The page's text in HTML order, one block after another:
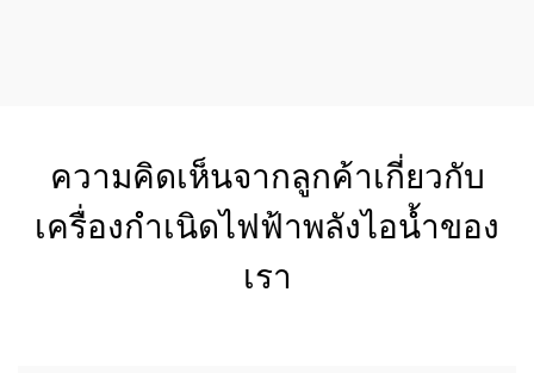
ความคิดเห็นจากลูกค้าเกี่ยวกับ
เครื่องกำเนิดไฟฟ้าพลังไอน้ำของ
เรา